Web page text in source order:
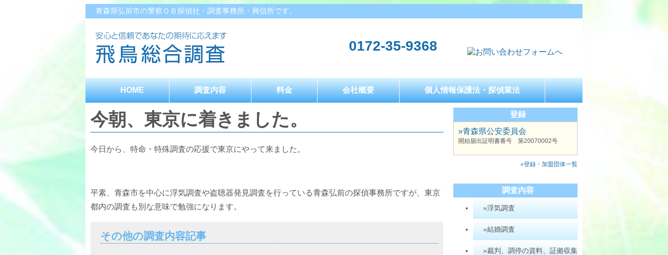
青森県弘前市の警察ＯＢ探偵社・調査事務所・興信所です。
0172-35-9368
HOME 調査内容 料金 会社概要 個人情報保護法・探偵業法
今朝、東京に着きました。
今日から、特命・特殊調査の応援で東京にやって来ました。
平素、青森市を中心に浮気調査や盗聴器発見調査を行っている青森弘前の探偵事務所ですが、東京
都内の調査も別な意味で勉強になります。
その他の調査内容記事
登録
»青森県公安委員会
開始届出証明書番号 第20070002号
»登録・加盟団体一覧
調査内容
»浮気調査
»結婚調査
»裁判、調停の資料、証拠収集